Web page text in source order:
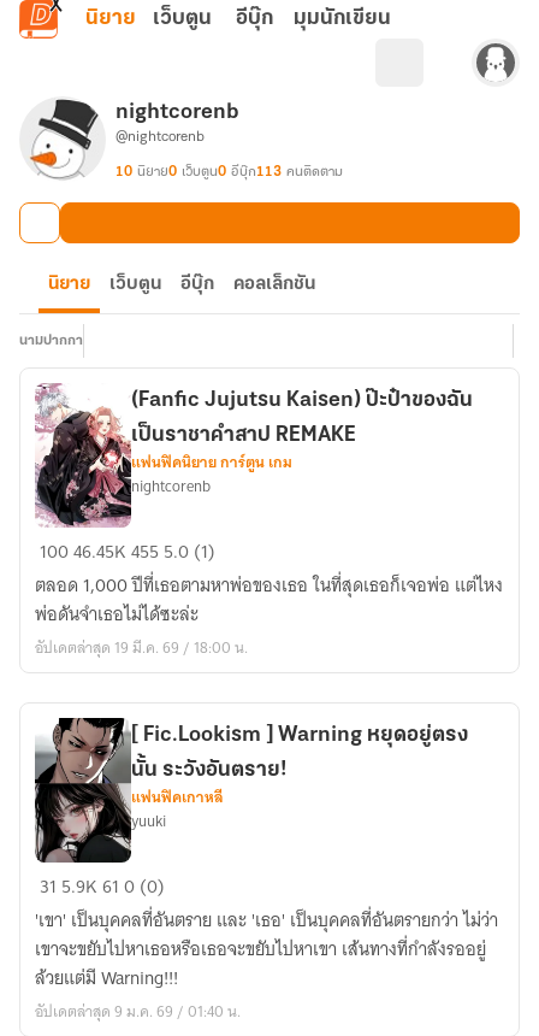
ข้ามไปยังเนื้อหาหลัก
นิยาย เว็บตูน อีบุ๊ก มุมนักเขียน
nightcorenb
@nightcorenb
10 นิยาย0 เว็บตูน0 อีบุ๊ก113 คนติดตาม
นิยาย เว็บตูน อีบุ๊ก คอลเล็กชัน
นามปากกา
(Fanfic
Kaisen)
ป๊ะป๋า
ของ
เป็น
ราชา
คำ
สาป
REMAKE
(Fanfic Jujutsu Kaisen) ป๊ะป๋าของฉัน
เป็นราชาคำสาป REMAKE
แฟนฟิคนิยาย การ์ตูน เกม
nightcorenb
10046.45K455 5.0 (1)
ตลอด 1,000 ปีที่เธอตามหาพ่อของเธอ ในที่สุดเธอก็เจอพ่อ แต่ไหง
พ่อดันจำเธอไม่ได้ซะล่ะ
อัปเดตล่าสุด 19 มี.ค. 69 / 18:00 น.
Fic.Lookism
]
Warning
หยุด
อยู่
[ Fic.Lookism ] Warning หยุดอยู่ตรง
นั้น ระวังอันตราย!
แฟนฟิคเกาหลี
yuuki
31 5.9K610 (0)
'เขา' เป็นบุคคลที่อันตราย และ 'เธอ' เป็นบุคคลที่อันตรายกว่า ไม่ว่า
เขาจะขยับไปหาเธอหรือเธอจะขยับไปหาเขา เส้นทางที่กำลังรออยู่
ล้วยแต่มี Warning!!!
อัปเดตล่าสุด 9 ม.ค. 69 / 01:40 น.